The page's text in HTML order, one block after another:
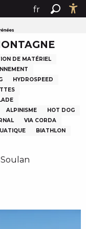
: PASSER EN MODE
HIVER :
fr
es
DE MATÉRIEL
HYDROSPEED
ALPINISME
HOT DOG
VIA CORDA
BIATHLON